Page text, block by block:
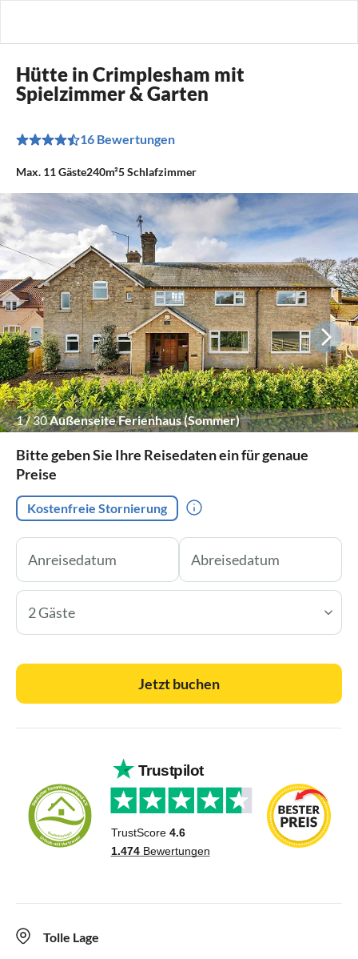
Hütte in Crimplesham mit
Spielzimmer & Garten
16 Bewertungen
Max. 11Gäste240m²5Schlafzimmer
1/30Außenseite Ferienhaus (Sommer)
Bitte geben Sie Ihre Reisedaten ein für genaue
Preise
Kostenfreie Stornierung
2 Gäste
Jetzt buchen
Tolle Lage